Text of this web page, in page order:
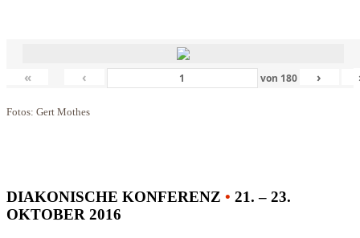
« ‹ von 180 ›
Fotos: Gert Mothes
DIAKONISCHE KONFERENZ • 21. – 23.
OKTOBER 2016